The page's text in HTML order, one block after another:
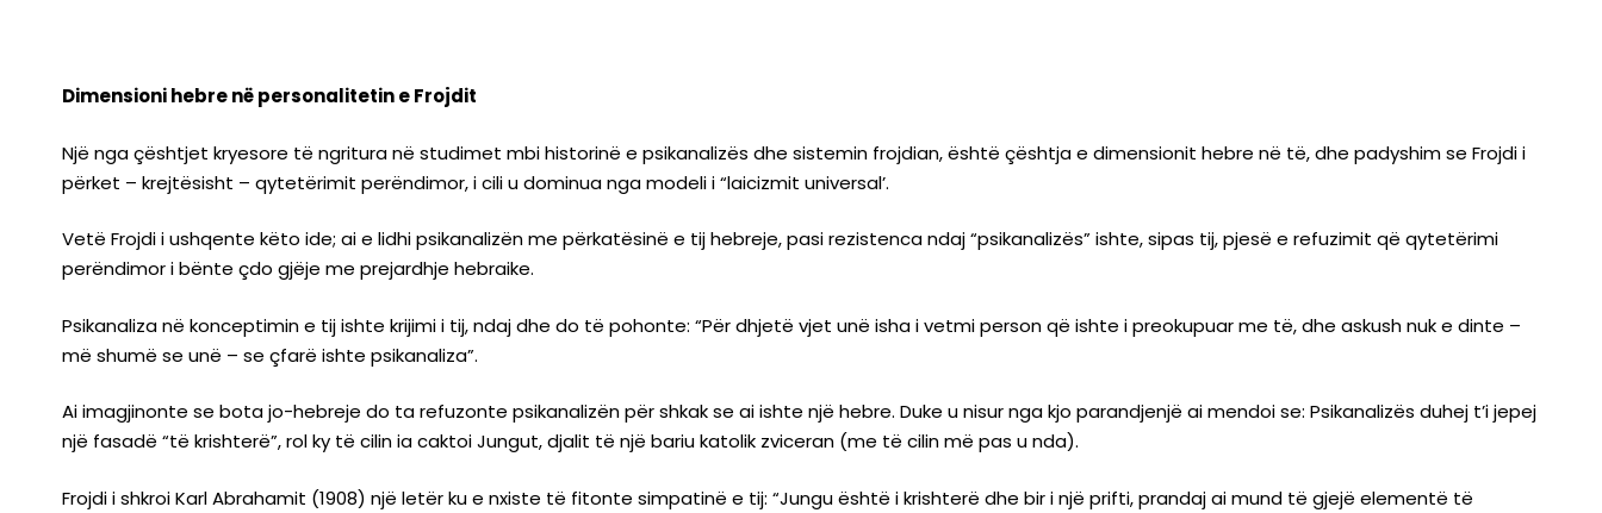
Dimensioni hebre në personalitetin e Frojdit
Një nga çështjet kryesore të ngritura në studimet mbi historinë e psikanalizës dhe sistemin frojdian, është çështja e dimensionit hebre në të, dhe padyshim se Frojdi i
përket – krejtësisht – qytetërimit perëndimor, i cili u dominua nga modeli i “laicizmit universal’.
Vetë Frojdi i ushqente këto ide; ai e lidhi psikanalizën me përkatësinë e tij hebreje, pasi rezistenca ndaj “psikanalizës” ishte, sipas tij, pjesë e refuzimit që qytetërimi
perëndimor i bënte çdo gjëje me prejardhje hebraike.
Psikanaliza në konceptimin e tij ishte krijimi i tij, ndaj dhe do të pohonte: “Për dhjetë vjet unë isha i vetmi person që ishte i preokupuar me të, dhe askush nuk e dinte –
më shumë se unë – se çfarë ishte psikanaliza”.
Ai imagjinonte se bota jo-hebreje do ta refuzonte psikanalizën për shkak se ai ishte një hebre. Duke u nisur nga kjo parandjenjë ai mendoi se: Psikanalizës duhej t’i jepej
një fasadë “të krishterë”, rol ky të cilin ia caktoi Jungut, djalit të një bariu katolik zviceran (me të cilin më pas u nda).
Frojdi i shkroi Karl Abrahamit (1908) një letër ku e nxiste të fitonte simpatinë e tij: “Jungu është i krishterë dhe bir i një prifti, prandaj ai mund të gjejë elementë të